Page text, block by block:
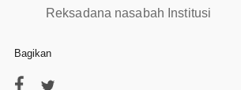
Reksadana nasabah Institusi
Bagikan